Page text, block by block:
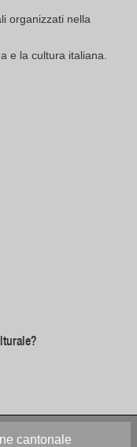
organizzati nella
e la cultura italiana.
cantonale